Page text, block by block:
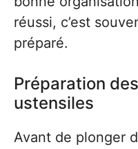
réussi, c’est
préparé.
Préparation
ustensiles
Avant de plonger